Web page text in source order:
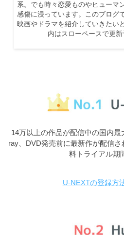
系。でも時々恋愛ものやヒューマ
感傷に浸っています。このブログ
映画やドラマを紹介していきたい
内はスローペースで更新
14万以上の作品が配信中の国内
ray、DVD発売前に最新作が配信
料トライアル期
U-NEXTの登録方